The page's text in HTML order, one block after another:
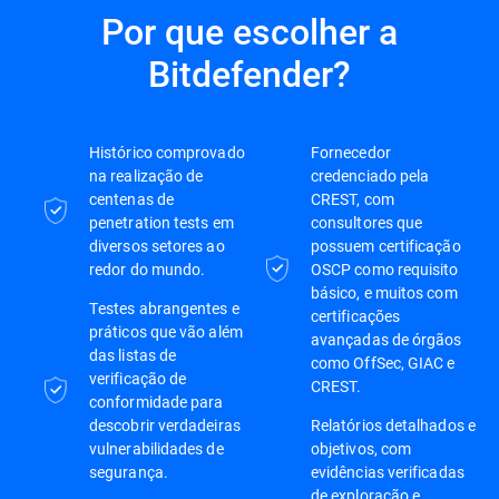
Por que escolher a
Bitdefender?
Histórico comprovado
na realização de
centenas de
penetration tests em
diversos setores ao
redor do mundo.
Testes abrangentes e
práticos que vão além
das listas de
verificação de
conformidade para
descobrir verdadeiras
vulnerabilidades de
segurança.
Fornecedor
credenciado pela
CREST, com
consultores que
possuem certificação
OSCP como requisito
básico, e muitos com
certificações
avançadas de órgãos
como OffSec, GIAC e
CREST.
Relatórios detalhados e
objetivos, com
evidências verificadas